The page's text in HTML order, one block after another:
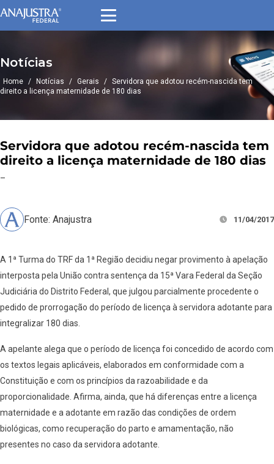
Notícias
Home / Notícias / Gerais / Servidora que adotou recém-nascida tem
direito a licença maternidade de 180 dias
Servidora que adotou recém-nascida tem
direito a licença maternidade de 180 dias
–
Fonte: Anajustra 11/04/2017
A 1ª Turma do TRF da 1ª Região decidiu negar provimento à apelação
interposta pela União contra sentença da 15ª Vara Federal da Seção
Judiciária do Distrito Federal, que julgou parcialmente procedente o
pedido de prorrogação do período de licença à servidora adotante para
integralizar 180 dias.
A apelante alega que o período de licença foi concedido de acordo com
os textos legais aplicáveis, elaborados em conformidade com a
Constituição e com os princípios da razoabilidade e da
proporcionalidade. Afirma, ainda, que há diferenças entre a licença
maternidade e a adotante em razão das condições de ordem
biológicas, como recuperação do parto e amamentação, não
presentes no caso da servidora adotante.